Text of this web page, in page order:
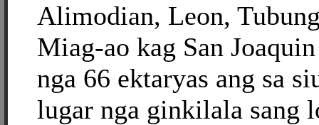
Alimodian, Leon,
Miag-ao kag San
nga 66 ektaryas ang sa
lugar nga ginkilala sang